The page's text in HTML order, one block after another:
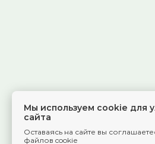
Мы используем cookie для
сайта
Оставаясь на сайте вы
файлов cookie